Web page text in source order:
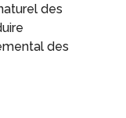
des
des